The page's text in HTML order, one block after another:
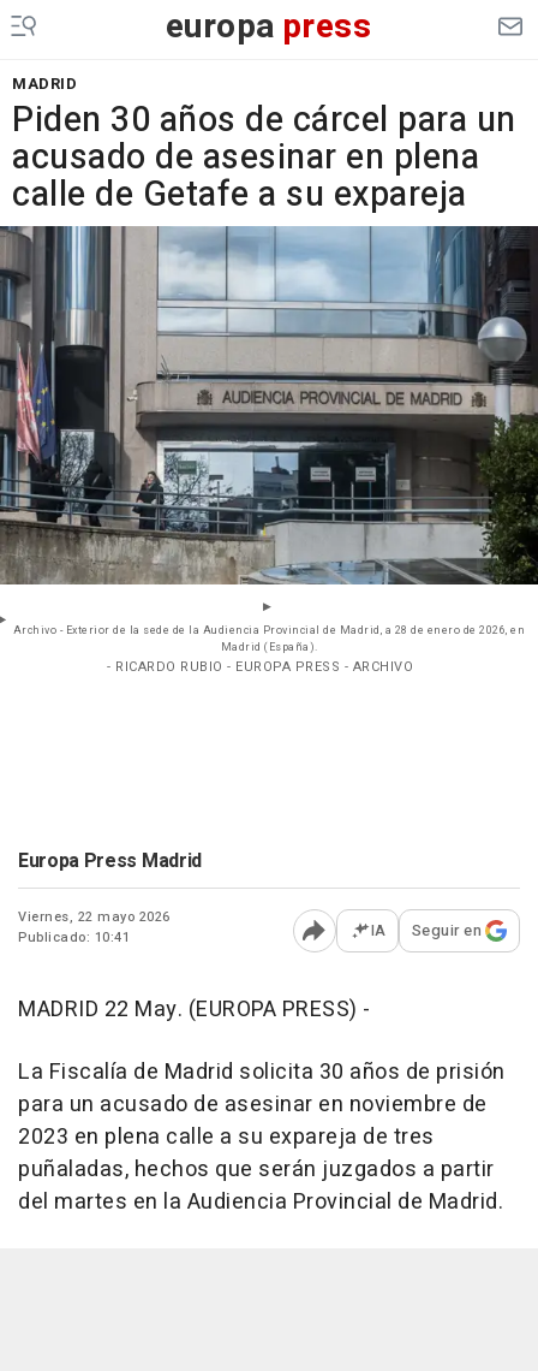
europa press
MADRID
Piden 30 años de cárcel para un
acusado de asesinar en plena
calle de Getafe a su expareja
Archivo - Exterior de la sede de la Audiencia Provincial de Madrid, a 28 de enero de 2026, en
Madrid (España).
- RICARDO RUBIO - EUROPA PRESS - ARCHIVO
Europa Press Madrid
Viernes, 22 mayo 2026
Publicado: 10:41
Abrir opciones para
IA Seguir en
MADRID 22 May. (EUROPA PRESS) -
La Fiscalía de Madrid solicita 30 años de prisión
para un acusado de asesinar en noviembre de
2023 en plena calle a su expareja de tres
puñaladas, hechos que serán juzgados a partir
del martes en la Audiencia Provincial de Madrid.